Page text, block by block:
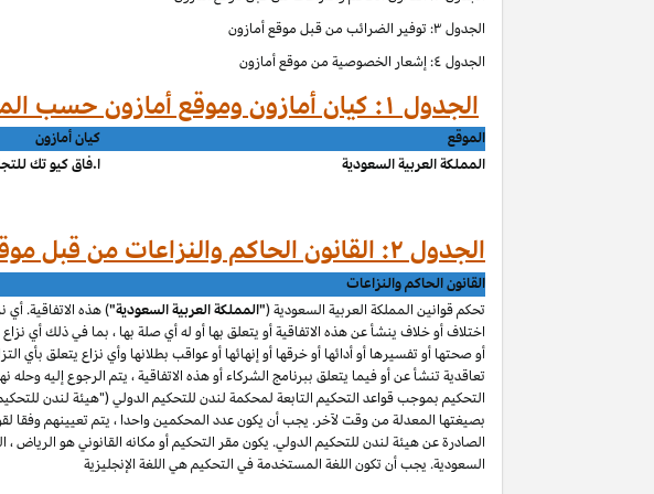
الجدول ۳: توفير الضرائب من قبل موقع أمازون
الجدول ٤: إشعار الخصوصية من موقع أمازون
الجدول ۱: كيان أمازون وموقع أمازون حسب الموق
الموقع كيان أمازون
المملكة العربية السعودية
ا.فاق كيو تك
الجدول ۲: القانون الحاكم والنزاعات من قبل موقع أمازون
القانون الحاكم والنزاعات
تحكم قوانين المملكة العربية السعودية ("المملكة العربية السعودية") هذه الاتفاقية. أي
اختلاف أو خلاف ينشأ عن هذه الاتفاقية أو يتعلق بها أو له أي صلة بها ، بما في ذلك أي
أو صحتها أو تفسيرها أو أدائها أو خرقها أو إنهائها أو عواقب بطلانها وأي نزاع يتعلق بأي
تعاقدية تنشأ عن أو فيما يتعلق ببرنامج الشركاء أو هذه الاتفاقية ، يتم الرجوع إليه وحله
التحكيم بموجب قواعد التحكيم التابعة لمحكمة لندن للتحكيم الدولي ("هيئة لندن
بصيغتها المعدلة من وقت لآخر. يجب أن يكون عدد المحكمين واحدا ، يتم تعيينهم وفقا
الصادرة عن هيئة لندن للتحكيم الدولي. يكون مقر التحكيم أو مكانه القانوني هو الرياض ،
السعودية. يجب أن تكون اللغة المستخدمة في التحكيم هي اللغة الإنجليزية